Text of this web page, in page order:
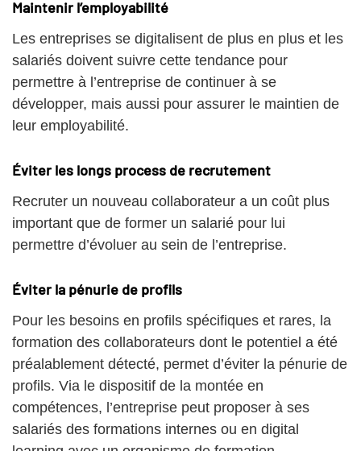
Maintenir l’employabilité
Les entreprises se digitalisent de plus en plus et les
salariés doivent suivre cette tendance pour
permettre à l’entreprise de continuer à se
développer, mais aussi pour assurer le maintien de
leur employabilité.
Éviter les longs process de recrutement
Recruter un nouveau collaborateur a un coût plus
important que de former un salarié pour lui
permettre d’évoluer au sein de l’entreprise.
Éviter la pénurie de profils
Pour les besoins en profils spécifiques et rares, la
formation des collaborateurs dont le potentiel a été
préalablement détecté, permet d’éviter la pénurie de
profils. Via le dispositif de la montée en
compétences, l’entreprise peut proposer à ses
salariés des formations internes ou en digital